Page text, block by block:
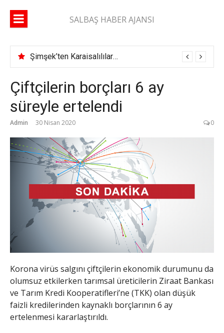
SALBAŞ HABER AJANSI
Şimşek’ten Karaisalılılara çağrı: “Yüzde 10’unuz gelse daha çok çok hizmet alırız”
Çiftçilerin borçları 6 ay
süreyle ertelendi
Admin 30 Nisan 2020 0
Korona virüs salgını çiftçilerin ekonomik durumunu da
olumsuz etkilerken tarımsal üreticilerin Ziraat Bankası
ve Tarım Kredi Kooperatifleri’ne (TKK) olan düşük
faizli kredilerinden kaynaklı borçlarının 6 ay
ertelenmesi kararlaştırıldı.